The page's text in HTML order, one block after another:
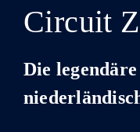
Circuit
Die